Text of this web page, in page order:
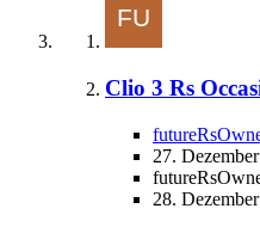
Clio 3 Rs
27.
28.